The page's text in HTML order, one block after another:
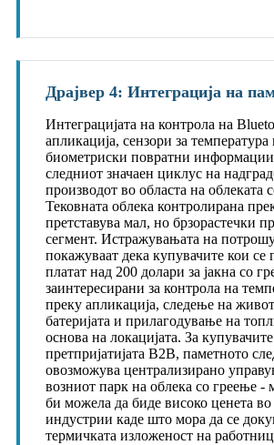
Драјвер 4: Интеграција на
Интеграцијата на контрола на
апликација, сензори за температура
биометриски повратни информации
следниот значаен циклус на
производот во областа на облеката
Тековната облека контролирана
претставува мал, но брзорастечки
сегмент. Истражувањата на
покажуваат дека купувачите кои се
платат над 200 долари за јакна со
заинтересирани за контрола на
преку апликација, следење на
батеријата и прилагодување на
основа на локацијата. За
претпријатијата B2B, паметното
овозможува централизирано
возниот парк на облека со греење
би можела да биде високо ценета во
индустрии каде што мора да се
термичката изложеност на